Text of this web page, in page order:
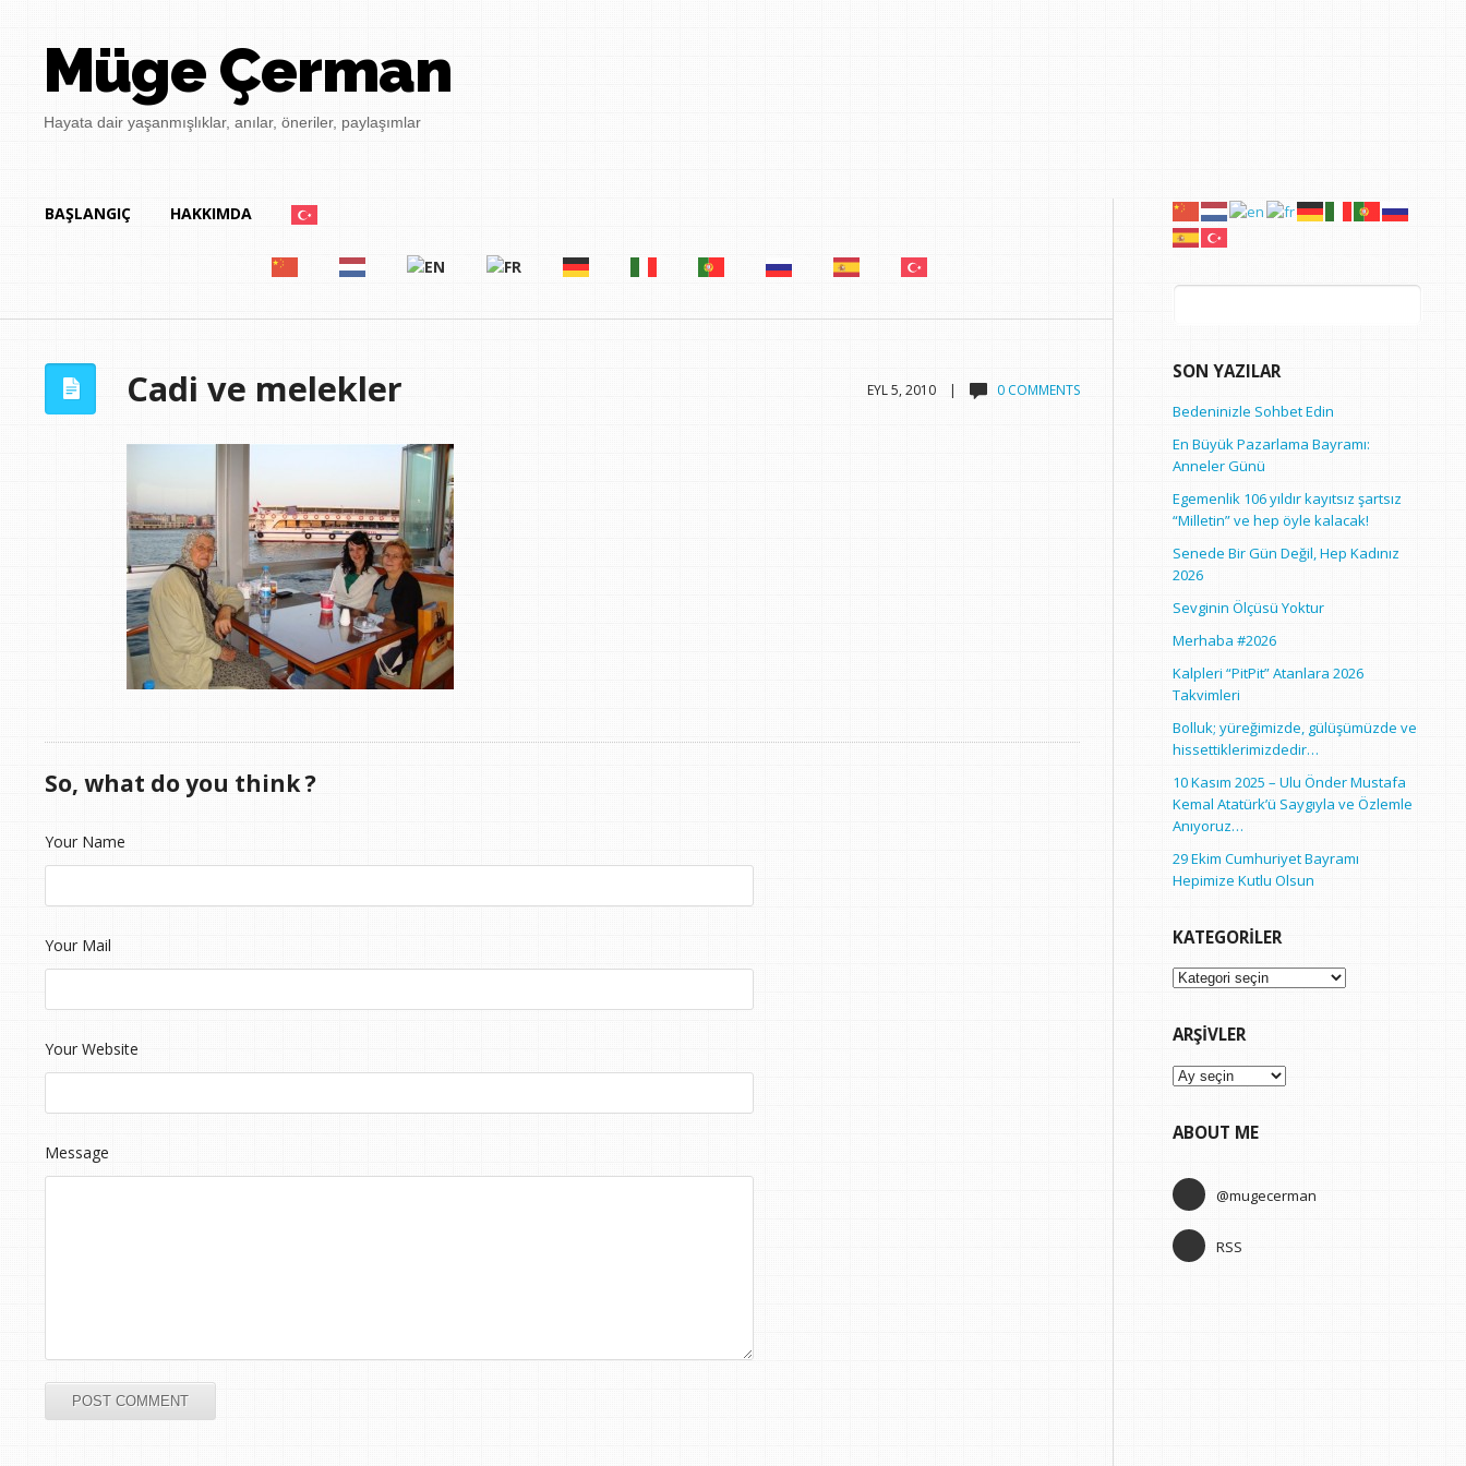
Müge Çerman
Hayata dair yaşanmışlıklar, anılar, öneriler, paylaşımlar
BAŞLANGIÇ HAKKIMDA
EYL 5, 2010 | 0 COMMENTS
Cadi ve melekler
So, what do you think ?
Your Name
Your Mail
Your Website
Message
Arama:
SON YAZILAR
Bedeninizle Sohbet Edin
En Büyük Pazarlama Bayramı:
Anneler Günü
Egemenlik 106 yıldır kayıtsız şartsız
“Milletin” ve hep öyle kalacak!
Senede Bir Gün Değil, Hep Kadınız
2026
Sevginin Ölçüsü Yoktur
Merhaba #2026
Kalpleri “PitPit” Atanlara 2026
Takvimleri
Bolluk; yüreğimizde, gülüşümüzde ve
hissettiklerimizdedir…
10 Kasım 2025 – Ulu Önder Mustafa
Kemal Atatürk’ü Saygıyla ve Özlemle
Anıyoruz…
29 Ekim Cumhuriyet Bayramı
Hepimize Kutlu Olsun
KATEGORILER
Kategoriler
ARŞIVLER
Arşivler
ABOUT ME
@mugecerman
RSS